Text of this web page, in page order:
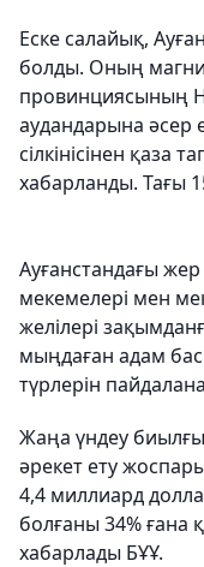
Еске салайық,
болды. Оның
провинциясының
аудандарына әсер
сілкінісінен қаза
хабарланды. Тағы
Ауғанстандағы жер
мекемелері мен
желілері
мыңдаған адам
түрлерін
Жаңа үндеу
әрекет ету
4,4 миллиард
болғаны 34%
хабарлады БҰҰ.